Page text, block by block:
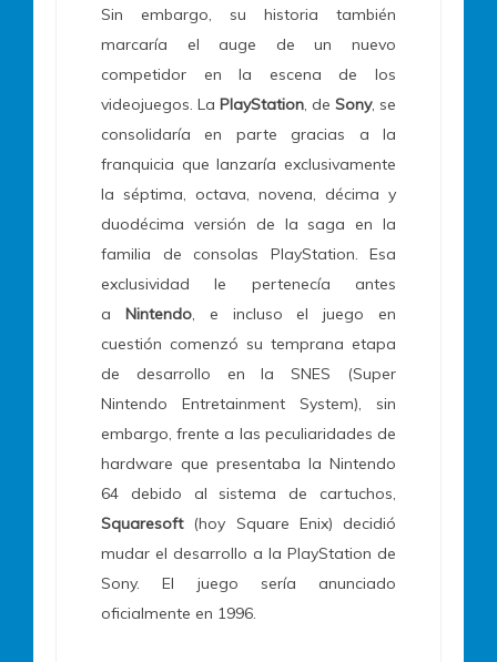
Sin embargo, su historia también
marcaría el auge de un nuevo
competidor en la escena de los
videojuegos. La PlayStation, de Sony, se
consolidaría en parte gracias a la
franquicia que lanzaría exclusivamente
la séptima, octava, novena, décima y
duodécima versión de la saga en la
familia de consolas PlayStation. Esa
exclusividad le pertenecía antes
a Nintendo, e incluso el juego en
cuestión comenzó su temprana etapa
de desarrollo en la SNES (Super
Nintendo Entretainment System), sin
embargo, frente a las peculiaridades de
hardware que presentaba la Nintendo
64 debido al sistema de cartuchos,
Squaresoft(hoy Square Enix) decidió
mudar el desarrollo a la PlayStation de
Sony. El juego sería anunciado
oficialmente en 1996.